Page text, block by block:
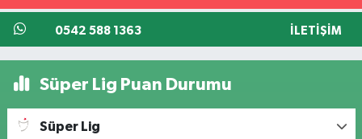
0542 588 1363 İLETIŞIM
Süper Lig Puan Durumu
Süper Lig